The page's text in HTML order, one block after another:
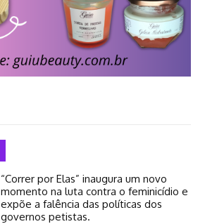
“Correr por Elas” inaugura um novo
momento na luta contra o feminicídio e
expõe a falência das políticas dos
governos petistas.